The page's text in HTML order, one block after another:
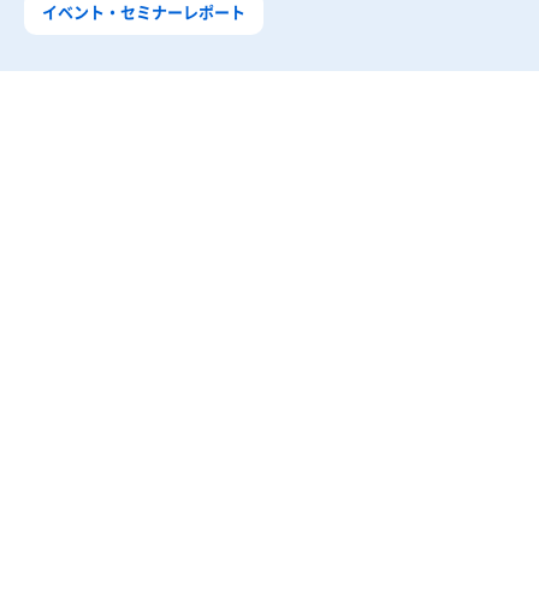
イベント・セミナーレポート